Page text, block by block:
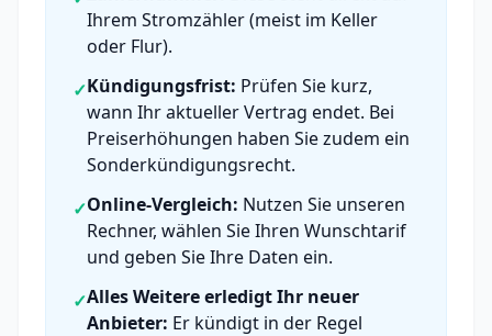
Ihrem Stromzähler (meist im Keller
oder Flur).
✓Kündigungsfrist: Prüfen Sie kurz,
wann Ihr aktueller Vertrag endet. Bei
Preiserhöhungen haben Sie zudem ein
Sonderkündigungsrecht.
✓Online-Vergleich: Nutzen Sie unseren
Rechner, wählen Sie Ihren Wunschtarif
und geben Sie Ihre Daten ein.
✓Alles Weitere erledigt Ihr neuer
Anbieter: Er kündigt in der Regel